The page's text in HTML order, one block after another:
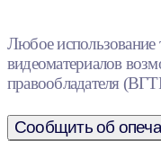
Любое использование
видеоматериалов
правообладателя
Сообщить об